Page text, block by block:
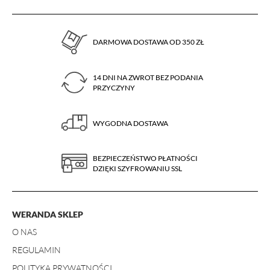
zidentyfikować. Jeżeli wyłączysz Pixel Facebooka, nie będziemy w stanie
kierować do Ciebie reklam dopasowanych do Twojej aktywności.
DARMOWA DOSTAWA OD 350 ZŁ
14 DNI NA ZWROT BEZ PODANIA
PRZYCZYNY
WYGODNA DOSTAWA
BEZPIECZEŃSTWO PŁATNOŚCI
DZIĘKI SZYFROWANIU SSL
WERANDA SKLEP
O NAS
REGULAMIN
POLITYKA PRYWATNOŚCI